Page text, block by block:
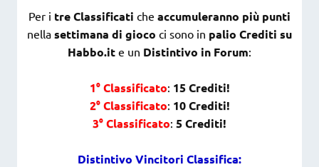
Per i tre Classificati che accumuleranno più punti
nella settimana di gioco ci sono in palio Crediti su
Habbo.it e un Distintivo in Forum:
1° Classificato: 15 Crediti!
2° Classificato: 10 Crediti!
3° Classificato: 5 Crediti!
Distintivo Vincitori Classifica: